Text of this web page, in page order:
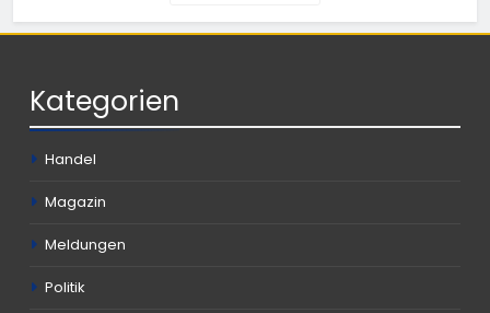
Kategorien
Handel
Magazin
Meldungen
Politik